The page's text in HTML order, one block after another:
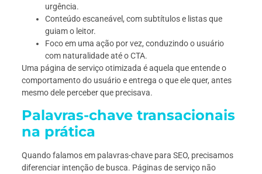
urgência.
Conteúdo escaneável, com subtítulos e listas que
guiam o leitor.
Foco em uma ação por vez, conduzindo o usuário
com naturalidade até o CTA.
Uma página de serviço otimizada é aquela que entende o
comportamento do usuário e entrega o que ele quer, antes
mesmo dele perceber que precisava.
Palavras-chave transacionais
na prática
Quando falamos em palavras-chave para SEO, precisamos
diferenciar intenção de busca. Páginas de serviço não